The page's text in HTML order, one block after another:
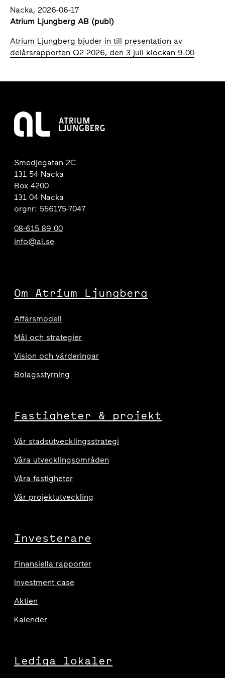
Nacka, 2026-06-17
Atrium Ljungberg AB (publ)
Atrium Ljungberg bjuder in till presentation av
delårsrapporten Q2 2026, den 3 juli klockan 9.00
Smedjegatan 2C
131 54 Nacka
Box 4200
131 04 Nacka
orgnr: 556175-7047
08-615 89 00
info@al.se
Om Atrium Ljungberg
Affärsmodell
Mål och strategier
Vision och värderingar
Bolagsstyrning
Fastigheter & projekt
Vår stadsutvecklingsstrategi
Våra utvecklingsområden
Våra fastigheter
Vår projektutveckling
Investerare
Finansiella rapporter
Investment case
Aktien
Kalender
Lediga lokaler